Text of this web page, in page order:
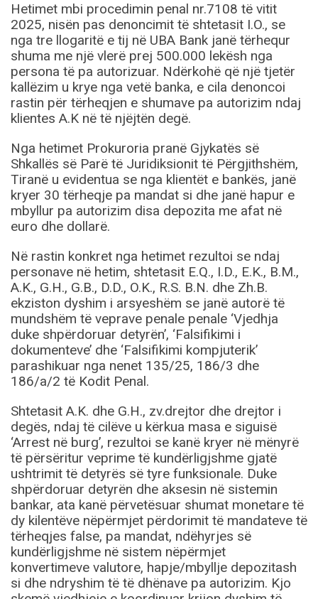
Hetimet mbi procedimin penal nr.7108 të vitit
2025, nisën pas denoncimit të shtetasit I.O., se
nga tre llogaritë e tij në UBA Bank janë tërhequr
shuma me një vlerë prej 500.000 lekësh nga
persona të pa autorizuar. Ndërkohë që një tjetër
kallëzim u krye nga vetë banka, e cila denoncoi
rastin për tërheqjen e shumave pa autorizim ndaj
klientes A.K në të njëjtën degë.
Nga hetimet Prokuroria pranë Gjykatës së
Shkallës së Parë të Juridiksionit të Përgjithshëm,
Tiranë u evidentua se nga klientët e bankës, janë
kryer 30 tërheqje pa mandat si dhe janë hapur e
mbyllur pa autorizim disa depozita me afat në
euro dhe dollarë.
Në rastin konkret nga hetimet rezultoi se ndaj
personave në hetim, shtetasit E.Q., I.D., E.K., B.M.,
A.K., G.H., G.B., D.D., O.K., R.S. B.N. dhe Zh.B.
ekziston dyshim i arsyeshëm se janë autorë të
mundshëm të veprave penale penale ‘Vjedhja
duke shpërdoruar detyrën’, ‘Falsifikimi i
dokumenteve’ dhe ‘Falsifikimi kompjuterik’
parashikuar nga nenet 135/25, 186/3 dhe
186/a/2 të Kodit Penal.
Shtetasit A.K. dhe G.H., zv.drejtor dhe drejtor i
degës, ndaj të cilëve u kërkua masa e siguisë
‘Arrest në burg’, rezultoi se kanë kryer në mënyrë
të përsëritur veprime të kundërligjshme gjatë
ushtrimit të detyrës së tyre funksionale. Duke
shpërdoruar detyrën dhe aksesin në sistemin
bankar, ata kanë përvetësuar shumat monetare të
dy kilentëve nëpërmjet përdorimit të mandateve të
tërheqjes false, pa mandat, ndëhyrjes së
kundërligjshme në sistem nëpërmjet
konvertimeve valutore, hapje/mbyllje depozitash
si dhe ndryshim të të dhënave pa autorizim. Kjo